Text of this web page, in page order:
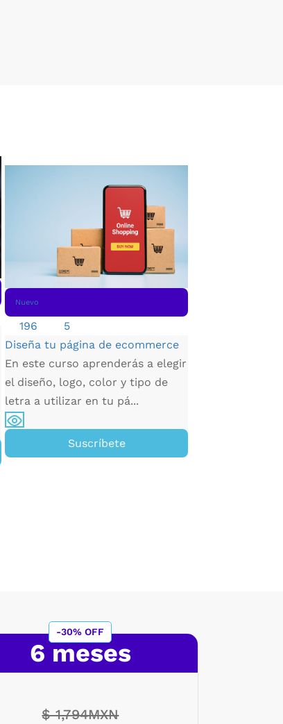
Nuevo
196
5
Diseña tu página de ecommerce
En este curso aprenderás a elegir
el diseño, logo, color y tipo de
letra a utilizar en tu pá...
Suscríbete
-30% OFF
6 meses
$ 1,794MXN